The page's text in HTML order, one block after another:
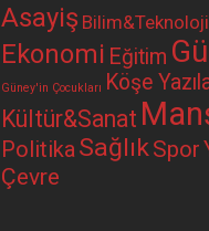
Asayiş Bilim&Teknoloji
Ekonomi Eğitim
Güney'in Çocukları Köşe
Kültür&Sanat
Politika SağlıkSpor
Çevre